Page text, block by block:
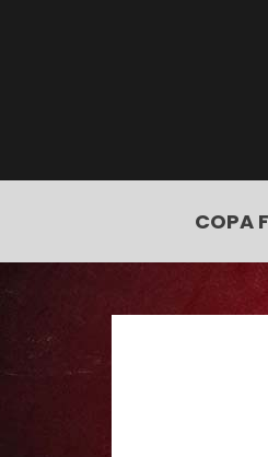
COPA